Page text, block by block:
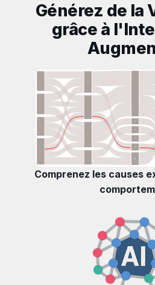
Générez de la
grâce à
Comprenez les causes